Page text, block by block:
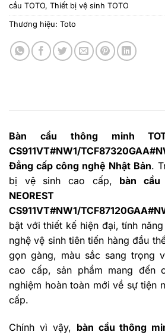
cầu TOTO, Thiết bị vệ sinh TOTO
Thương hiệu: Toto
Bàn cầu thông minh
CS911VT#NW1/
Đẳng cấp công nghệ Nhật Bản.
bị vệ sinh cao cấp, bàn cầu
CS911VT#NW1/
bật với thiết kế hiện đại, tính
nghệ vệ sinh tiên tiến hàng đầu
gọn gàng, màu sắc sang trọng
cao cấp, sản phẩm mang đến
nghiệm hoàn toàn mới về sự tiện
cấp.
Chính vì vậy, bàn cầu thông